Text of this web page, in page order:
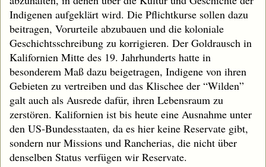
Indigenen aufgeklärt wird. Die Pflichtkurse sollen dazu
beitragen, Vorurteile abzubauen und die koloniale
Geschichtsschreibung zu korrigieren. Der Goldrausch in
Kalifornien Mitte des 19. Jahrhunderts hatte in
besonderem Maß dazu beigetragen, Indigene von ihren
Gebieten zu vertreiben und das Klischee der “Wilden”
galt auch als Ausrede dafür, ihren Lebensraum zu
zerstören. Kalifornien ist bis heute eine Ausnahme unter
den US-Bundesstaaten, da es hier keine Reservate gibt,
sondern nur Missions und Rancherias, die nicht über
denselben Status verfügen wir Reservate.